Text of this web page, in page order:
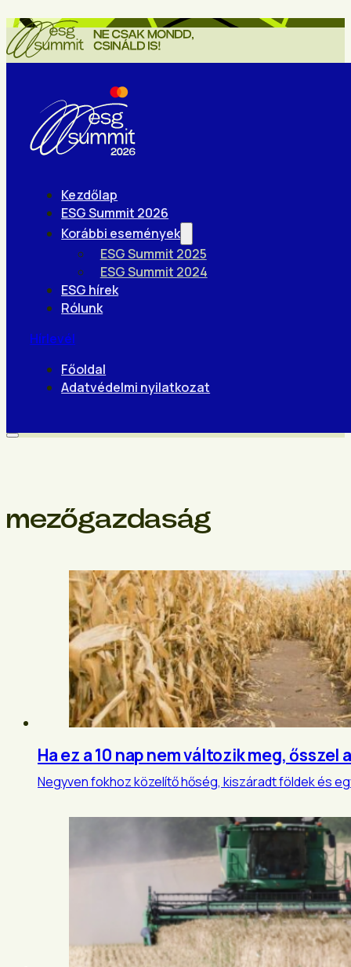
Kezdőlap
ESG Summit 2026
Korábbi események
ESG Summit 2025
ESG Summit 2024
ESG hírek
Rólunk
Hírlevél
Főoldal
Adatvédelmi nyilatkozat
mezőgazdaság
Ha ez a 10 nap nem változik meg,
Negyven fokhoz közelítő hőség, kiszáradt földek és